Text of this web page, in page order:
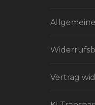
Vertrag